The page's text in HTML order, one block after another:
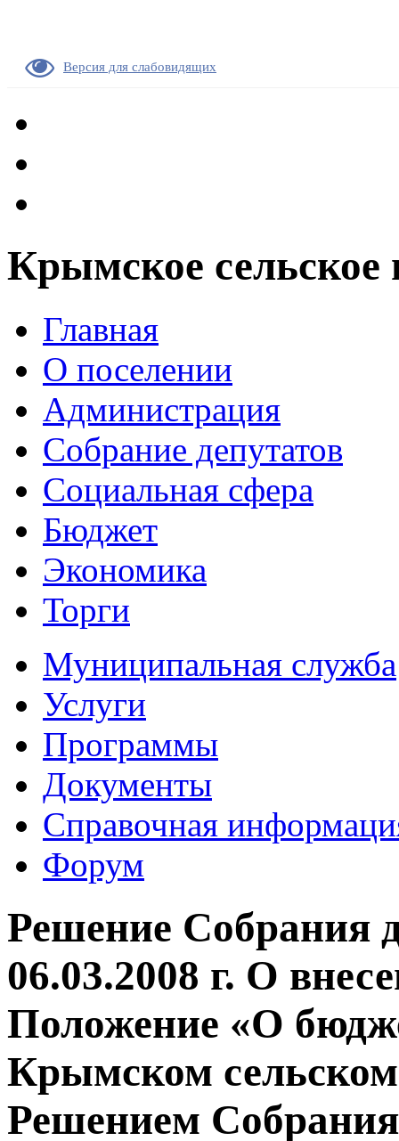
Версия для слабовидящих
Крымское сельское
Главная
О поселении
Администрация
Собрание депутатов
Социальная сфера
Бюджет
Экономика
Торги
Муниципальная служба
Услуги
Программы
Документы
Справочная
Форум
Решение Собрания
06.03.2008 г. О
Положение «О
Крымском
Решением Собрания